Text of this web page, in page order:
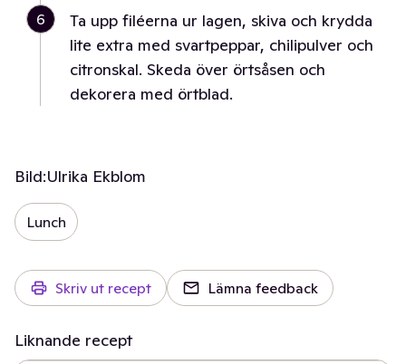
6
Ta upp filéerna ur lagen, skiva och krydda
lite extra med svartpeppar, chilipulver och
citronskal. Skeda över örtsåsen och
dekorera med örtblad.
Bild:Ulrika Ekblom
Lunch
Skriv ut recept Lämna feedback
Liknande recept